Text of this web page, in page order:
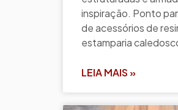
inspiração. Ponto
de acessórios de
estamparia
LEIA MAIS »